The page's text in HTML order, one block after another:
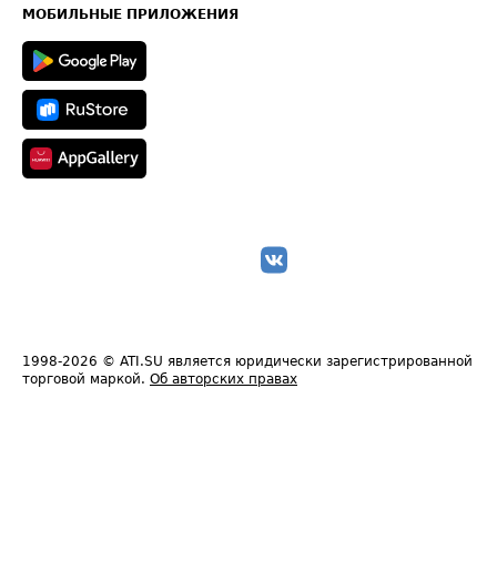
Техническая информация
МОБИЛЬНЫЕ ПРИЛОЖЕНИЯ
1998-2026 © ATI.SU является юридически зарегистрированной
торговой маркой. Об авторских правах